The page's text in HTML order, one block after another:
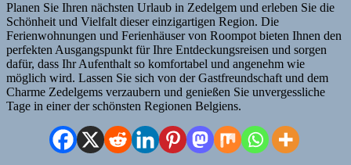
Planen Sie Ihren nächsten Urlaub in Zedelgem und erleben Sie die
Schönheit und Vielfalt dieser einzigartigen Region. Die
Ferienwohnungen und Ferienhäuser von Roompot bieten Ihnen den
perfekten Ausgangspunkt für Ihre Entdeckungsreisen und sorgen
dafür, dass Ihr Aufenthalt so komfortabel und angenehm wie
möglich wird. Lassen Sie sich von der Gastfreundschaft und dem
Charme Zedelgems verzaubern und genießen Sie unvergessliche
Tage in einer der schönsten Regionen Belgiens.